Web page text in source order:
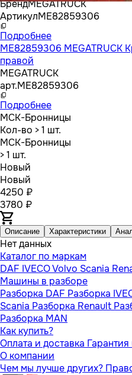
БрендMEGATRUCK
АртикулME82859306
Подробнее
ME82859306 MEGATRUCK
правой
MEGATRUCK
арт.ME82859306
Подробнее
МСК-Бронницы
Кол-во > 1 шт.
МСК-Бронницы
> 1 шт.
Новый
Новый
4250 ₽
3780 ₽
Описание Характеристики
Нет данных
Каталог по маркам
DAF IVECOVolvo Scania
Машины в разборе
Разборка DAF Разборка
Scania Разборка Renault
Разборка MAN
Как купить?
Оплата и доставка
О компании
Чем мы лучше других?